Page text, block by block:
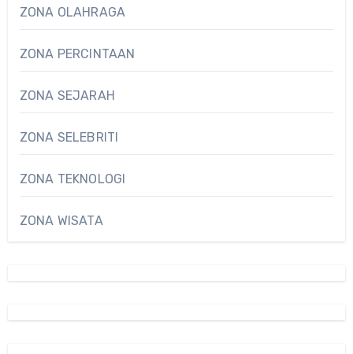
ZONA OLAHRAGA
ZONA PERCINTAAN
ZONA SEJARAH
ZONA SELEBRITI
ZONA TEKNOLOGI
ZONA WISATA